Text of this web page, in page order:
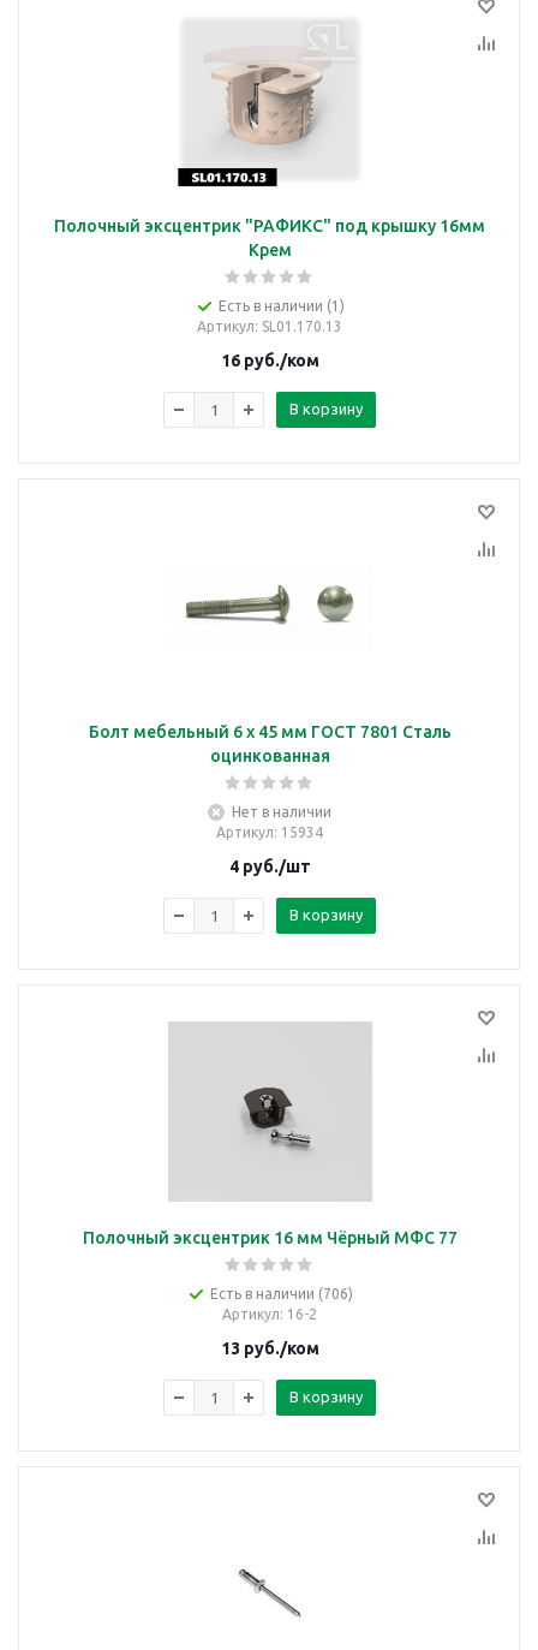
Полочный эксцентрик "РАФИКС" под крышку 16мм
Крем
Есть в наличии (1)
Артикул: SL01.170.13
16руб./ком
В корзину
Болт мебельный 6 х 45 мм ГОСТ 7801 Сталь
оцинкованная
Нет в наличии
Артикул: 15934
4руб./шт
В корзину
Полочный эксцентрик 16 мм Чёрный МФС 77
Есть в наличии (706)
Артикул: 16-2
13 руб./ком
В корзину